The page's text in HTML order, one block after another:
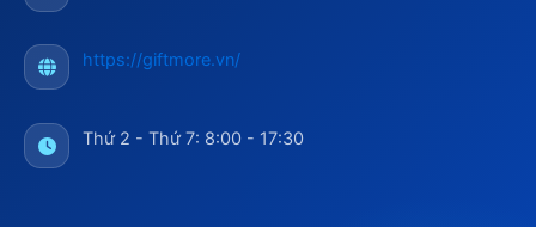
https://giftmore.vn/
Thứ 2 - Thứ 7: 8:00 - 17:30